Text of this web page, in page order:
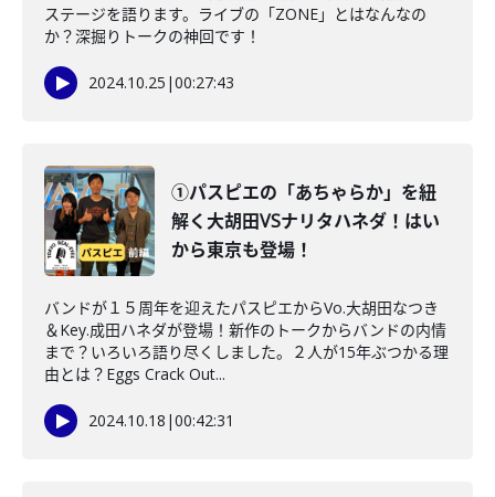
ステージを語ります。ライブの「ZONE」とはなんなの
か？深掘りトークの神回です！
2024.10.25 |00:27:43
①パスピエの「あちゃらか」を紐
解く大胡田VSナリタハネダ！はい
から東京も登場！
バンドが１５周年を迎えたパスピエからVo.大胡田なつき
＆Key.成田ハネダが登場！新作のトークからバンドの内情
まで？いろいろ語り尽くしました。２人が15年ぶつかる理
由とは？Eggs Crack Out...
2024.10.18 |00:42:31